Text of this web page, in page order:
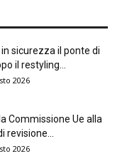
sicurezza il ponte di
il restyling...
2026
Commissione Ue alla
revisione...
2026